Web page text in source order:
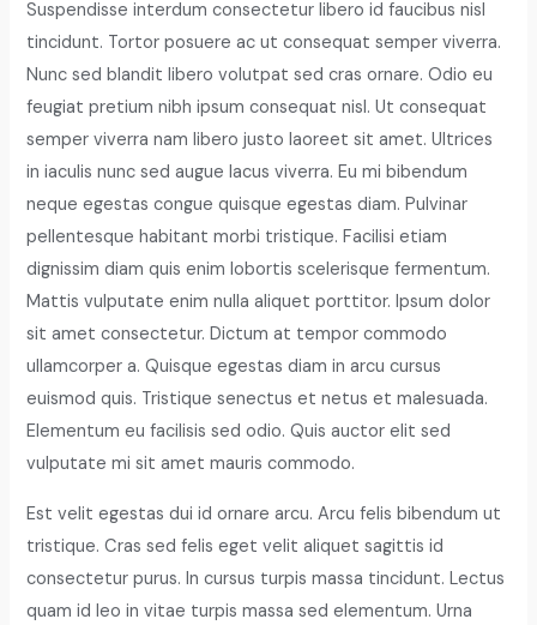
Suspendisse interdum consectetur libero id faucibus nisl
tincidunt. Tortor posuere ac ut consequat semper viverra.
Nunc sed blandit libero volutpat sed cras ornare. Odio eu
feugiat pretium nibh ipsum consequat nisl. Ut consequat
semper viverra nam libero justo laoreet sit amet. Ultrices
in iaculis nunc sed augue lacus viverra. Eu mi bibendum
neque egestas congue quisque egestas diam. Pulvinar
pellentesque habitant morbi tristique. Facilisi etiam
dignissim diam quis enim lobortis scelerisque fermentum.
Mattis vulputate enim nulla aliquet porttitor. Ipsum dolor
sit amet consectetur. Dictum at tempor commodo
ullamcorper a. Quisque egestas diam in arcu cursus
euismod quis. Tristique senectus et netus et malesuada.
Elementum eu facilisis sed odio. Quis auctor elit sed
vulputate mi sit amet mauris commodo.
Est velit egestas dui id ornare arcu. Arcu felis bibendum ut
tristique. Cras sed felis eget velit aliquet sagittis id
consectetur purus. In cursus turpis massa tincidunt. Lectus
quam id leo in vitae turpis massa sed elementum. Urna